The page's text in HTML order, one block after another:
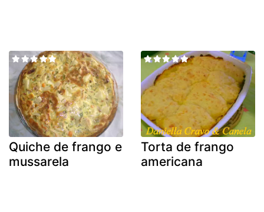
Quiche de frango e
mussarela
Torta de frango
americana